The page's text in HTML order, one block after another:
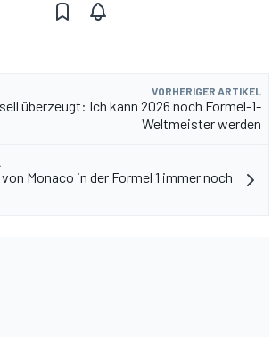
VORHERIGER ARTIKEL
überzeugt: Ich kann 2026 noch Formel-1-
Weltmeister werden
Monaco in der Formel 1 immer noch